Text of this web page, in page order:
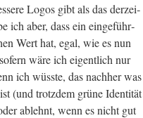
Logos gibt als das der­zei­
ich aber, dass ein ein­ge­führ­
Wert hat, egal, wie es nun
wäre ich eigent­lich nur
ich wüss­te, das nach­her was
(und trotz­dem grü­ne Iden­ti­tät
ablehnt, wenn es nicht gut